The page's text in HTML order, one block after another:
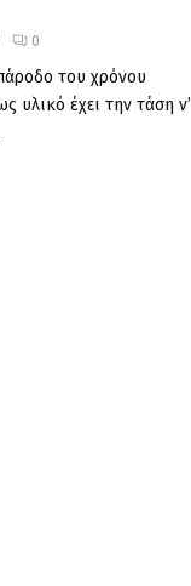
0
του χρόνου
υλικό έχει την τάση ν’